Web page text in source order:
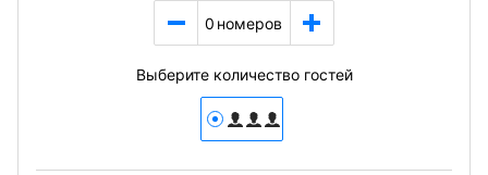
0 номеров
Выберите количество гостей